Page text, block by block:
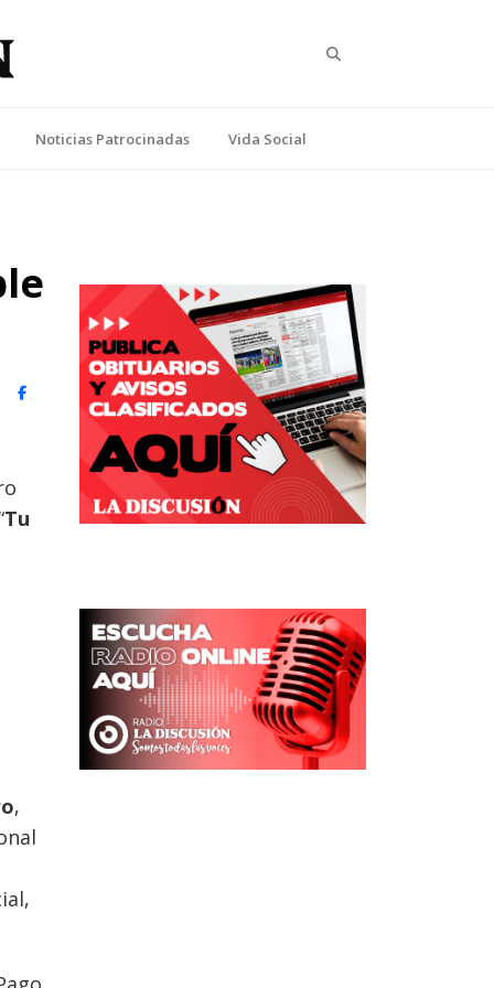
Noticias Patrocinadas Vida Social
Facebook
Tu
,